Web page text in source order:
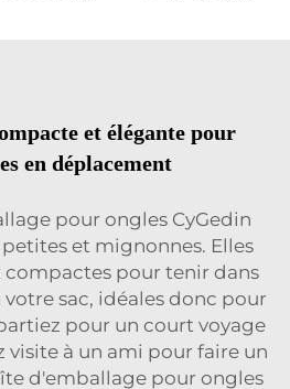
et élégante pour
en déplacement
pour ongles CyGedin
et mignonnes. Elles
pour tenir dans
sac, idéales donc pour
pour un court voyage
visite à un ami pour faire un
d'emballage pour ongles